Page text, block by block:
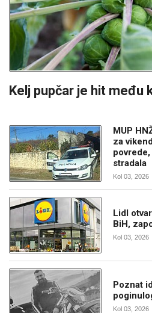
Kelj pupčar je hit među
MUP
za
stradala
Kol 03, 2026
Lidl
BiH,
Kol 03, 2026
Poznat
Kol 03, 2026